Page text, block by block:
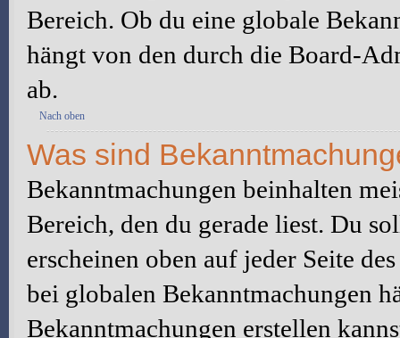
Bereich. Ob du eine globale
hängt von den durch die Board-
ab.
Nach oben
Was sind
Bekanntmachungen beinhalten
Bereich, den du gerade liest. Du
erscheinen oben auf jeder Seite
bei globalen Bekanntmachungen
Bekanntmachungen erstellen